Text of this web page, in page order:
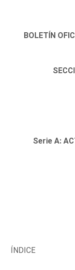
BOLETÍN
Serie A:
ÍNDICE